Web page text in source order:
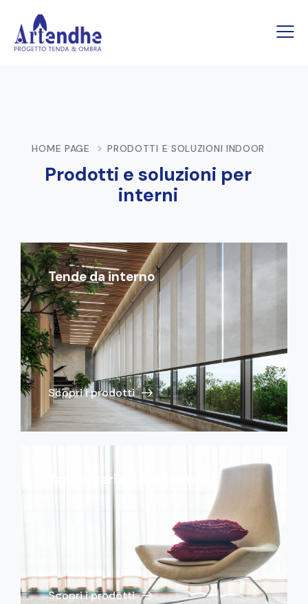
HOME PAGE PRODOTTI E SOLUZIONI INDOOR
Prodotti e soluzioni per
interni
Tende da interno
Scopri i prodotti
Tappezzeria e rivestimenti
Scopri i prodotti